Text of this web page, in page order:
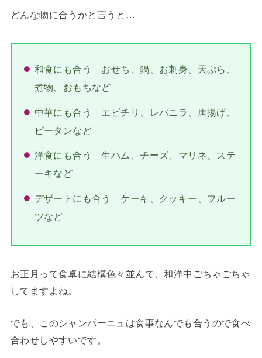
どんな物に合うかと言うと…
和食にも合う おせち、鍋、お刺身、天ぷら、
煮物、おもちなど
中華にも合う エビチリ、レバニラ、唐揚げ、
ピータンなど
洋食にも合う 生ハム、チーズ、マリネ、ステ
ーキなど
デザートにも合う ケーキ、クッキー、フルー
ツなど
お正月って食卓に結構色々並んで、和洋中ごちゃごちゃ
してますよね。
でも、このシャンパーニュは食事なんでも合うので食べ
合わせしやすいです。